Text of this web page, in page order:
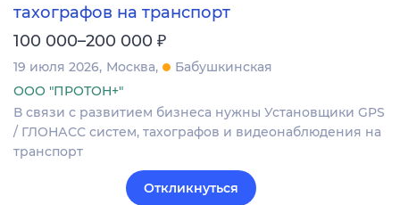
тахографов на транспорт
100 000–200 000 ₽
19 июля 2026 Москва
Бабушкинская
ООО "ПРОТОН+"
В связи с развитием бизнеса нужны Установщики GPS
/ ГЛОНАСС систем, тахографов и видеонаблюдения на
транспорт
Откликнуться